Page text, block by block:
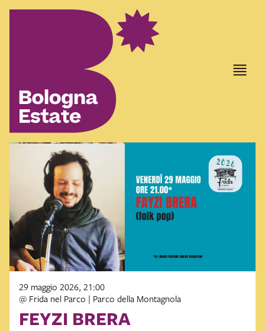
29 maggio 2026, 21:00
@ Frida nel Parco | Parco della Montagnola
FEYZI BRERA